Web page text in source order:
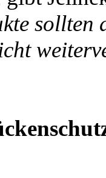
sollten